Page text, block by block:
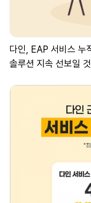
다인, EAP 서비스 누
솔루션 지속 선보일